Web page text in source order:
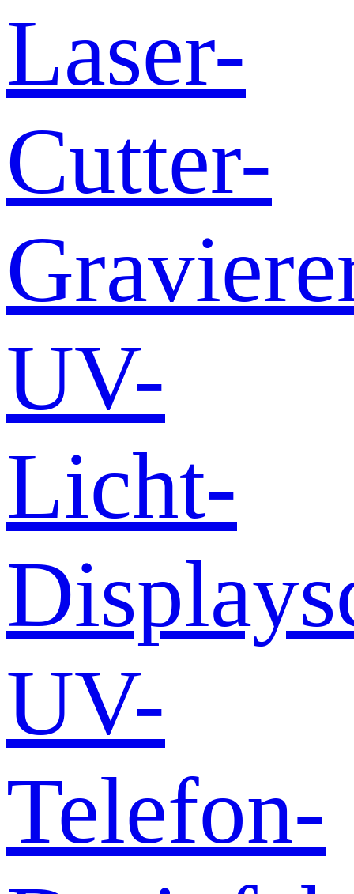
Laser-
Cutter-
UV-
Licht-
UV-
Telefon-